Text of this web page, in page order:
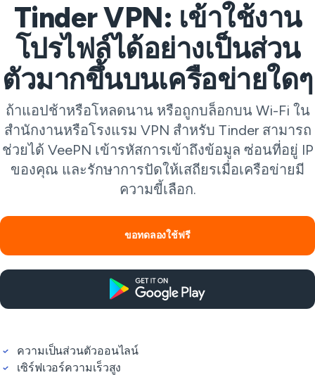
Tinder VPN: เข้าใช้งาน
โปรไฟล์ได้อย่างเป็นส่วน
ตัวมากขึ้นบนเครือข่ายใดๆ
ถ้าแอปช้าหรือโหลดนาน หรือถูกบล็อกบน Wi-Fi ใน
สำนักงานหรือโรงแรม VPN สำหรับ Tinder สามารถ
ช่วยได้ VeePN เข้ารหัสการเข้าถึงข้อมูล ซ่อนที่อยู่ IP
ของคุณ และรักษาการปัดให้เสถียรเมื่อเครือข่ายมี
ความขี้เลือก.
ขอทดลองใช้ฟรี
ความเป็นส่วนตัวออนไลน์
เซิร์ฟเวอร์ความเร็วสูง